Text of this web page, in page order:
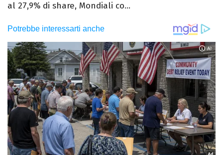
al 27,9% di share, Mondiali co...